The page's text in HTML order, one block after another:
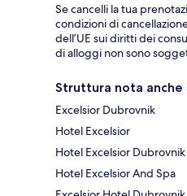
Se cancelli la tua
condizioni di
dell’UE sui diritti dei
di alloggi non sono
Struttura nota anche
Excelsior Dubrovnik
Hotel Excelsior
Hotel Excelsior Dubrovnik
Hotel Excelsior And Spa